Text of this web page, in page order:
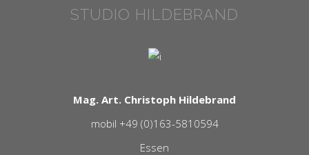
STUDIO HILDEBRAND
Mag. Art. Christoph Hildebrand
mobil +49 (0)163-5810594
Essen